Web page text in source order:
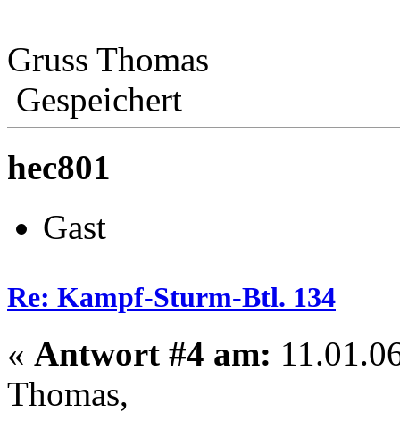
Gruss Thomas
Gespeichert
hec801
Gast
Re: Kampf-Sturm-Btl. 134
« Antwort #4 am:
Thomas,